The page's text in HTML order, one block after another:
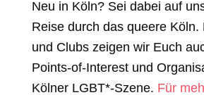
Neu in Köln? Sei dabei auf
Reise durch das queere Köln.
und Clubs zeigen wir Euch
Points-of-Interest und
Kölner LGBT*-Szene. Für